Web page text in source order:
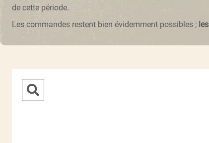
de cette période.
Les commandes restent bien évidemment possibles ;